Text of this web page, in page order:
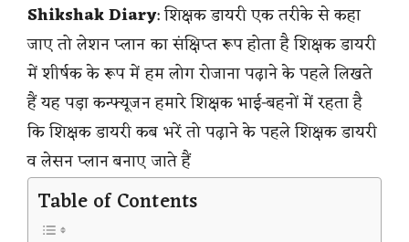
Shikshak Diary: शिक्षक डायरी एक तरीके से कहा
जाए तो लेशन प्लान का संक्षिप्त रूप होता है शिक्षक डायरी
में शीर्षक के रूप में हम लोग रोजाना पढ़ाने के पहले लिखते
हैं यह पड़ा कन्फ्यूजन हमारे शिक्षक भाई-बहनों में रहता है
कि शिक्षक डायरी कब भरें तो पढ़ाने के पहले शिक्षक डायरी
व लेसन प्लान बनाए जाते हैं
Table of Contents